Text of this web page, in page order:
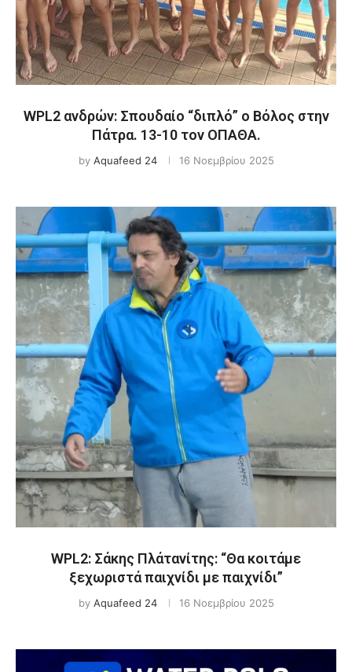
WPL2 ανδρών: Σπουδαίο “διπλό” ο Βόλος στην
Πάτρα. 13-10 τον ΟΠΑΘΑ.
by Aquafeed 24 16 Νοεμβρίου 2025
WPL2: Σάκης Πλάτανίτης: “Θα κοιτάμε
ξεχωριστά παιχνίδι με παιχνίδι”
by Aquafeed 24 16 Νοεμβρίου 2025